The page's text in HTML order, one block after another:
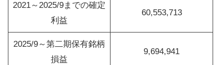
2021～2025/9までの確定
利益
60,553,713
2025/9～第二期保有銘柄
損益
9,694,941